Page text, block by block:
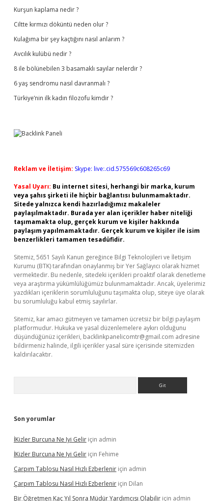
Kurşun kaplama nedir ?
Ciltte kırmızı döküntü neden olur ?
Kulağıma bir şey kaçtığını nasıl anlarım ?
Avcılık kulübü nedir ?
8 ile bölünebilen 3 basamaklı sayılar nelerdir ?
6 yaş sendromu nasıl davranmalı ?
Türkiye’nin ilk kadın filozofu kimdir ?
Reklam ve İletişim: Skype: live:.cid.575569c608265c69
Yasal Uyarı: Bu internet sitesi, herhangi bir marka, kurum
veya şahıs şirketi ile hiçbir bağlantısı bulunmamaktadır.
Sitede yalnızca kendi hazırladığımız makaleler
paylaşılmaktadır. Burada yer alan içerikler haber niteliği
taşımamakta olup, gerçek kurum ve kişiler hakkında
paylaşım yapılmamaktadır. Gerçek kurum ve kişiler ile isim
benzerlikleri tamamen tesadüfidir.
Sitemiz, 5651 Sayılı Kanun gereğince Bilgi Teknolojileri ve İletişim
Kurumu (BTK) tarafından onaylanmış bir Yer Sağlayıcı olarak hizmet
vermektedir. Bu nedenle, sitedeki içerikleri proaktif olarak denetleme
veya araştırma yükümlülüğümüz bulunmamaktadır. Ancak, üyelerimiz
yazdıkları içeriklerin sorumluluğunu taşımakta olup, siteye üye olarak
bu sorumluluğu kabul etmiş sayılırlar.
Sitemiz, kar amacı gütmeyen ve tamamen ücretsiz bir bilgi paylaşım
platformudur. Hukuka ve yasal düzenlemelere aykırı olduğunu
düşündüğünüz içerikleri, backlinkpanelicomtr@gmail.com adresine
bildirmeniz halinde, ilgili içerikler yasal süre içerisinde sitemizden
kaldırılacaktır.
Son yorumlar
İKizler Burcuna Ne Iyi Gelir için admin
İKizler Burcuna Ne Iyi Gelir için Fehime
Çarpım Tablosu Nasıl Hızlı Ezberlenir için admin
Çarpım Tablosu Nasıl Hızlı Ezberlenir için Dilan
Bir Öğretmen Kaç Yıl Sonra Müdür Yardımcısı Olabilir için admin